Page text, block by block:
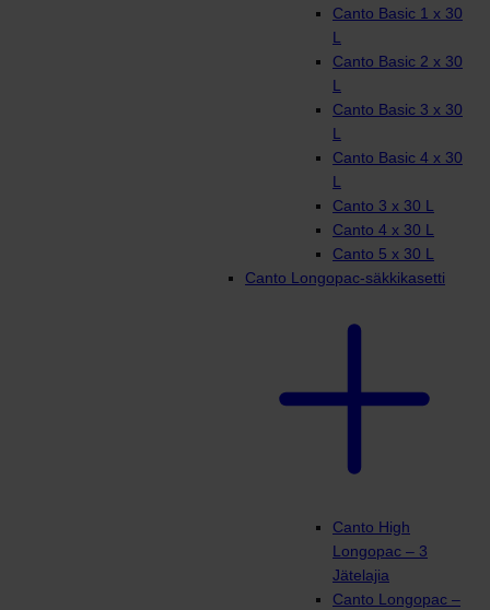
Canto Basic 1 x 30
L
Canto Basic 2 x 30
L
Canto Basic 3 x 30
L
Canto Basic 4 x 30
L
Canto 3 x 30 L
Canto 4 x 30 L
Canto 5 x 30 L
Canto Longopac-säkkikasetti
Canto High
Longopac – 3
Jätelajia
Canto Longopac –